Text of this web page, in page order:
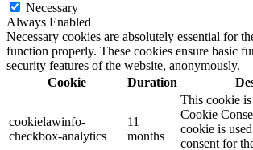
Necessary
Always Enabled
Necessary cookies are absolutely essential for
function properly. These cookies ensure basic
security features of the website, anonymously.
Cookie
Duration
cookielawinfo-
checkbox-analytics
11
months
This cookie
Cookie
cookie is
consent for